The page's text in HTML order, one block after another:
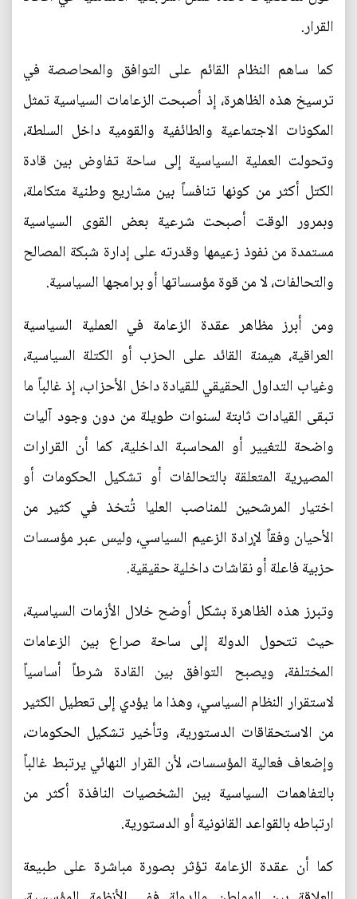
القرار.
كما ساهم النظام القائم على التوافق والمحاصصة في
ترسيخ هذه الظاهرة، إذ أصبحت الزعامات السياسية تمثل
المكونات الاجتماعية والطائفية والقومية داخل السلطة،
وتحولت العملية السياسية إلى ساحة تفاوض بين قادة
الكتل أكثر من كونها تنافساً بين مشاريع وطنية متكاملة،
وبمرور الوقت أصبحت شرعية بعض القوى السياسية
مستمدة من نفوذ زعيمها وقدرته على إدارة شبكة المصالح
والتحالفات، لا من قوة مؤسساتها أو برامجها السياسية.
ومن أبرز مظاهر عقدة الزعامة في العملية السياسية
العراقية، هيمنة القائد على الحزب أو الكتلة السياسية،
وغياب التداول الحقيقي للقيادة داخل الأحزاب، إذ غالباً ما
تبقى القيادات ثابتة لسنوات طويلة من دون وجود آليات
واضحة للتغيير أو المحاسبة الداخلية، كما أن القرارات
المصيرية المتعلقة بالتحالفات أو تشكيل الحكومات أو
اختيار المرشحين للمناصب العليا تُتخذ في كثير من
الأحيان وفقاً لإرادة الزعيم السياسي، وليس عبر مؤسسات
حزبية فاعلة أو نقاشات داخلية حقيقية.
وتبرز هذه الظاهرة بشكل أوضح خلال الأزمات السياسية،
حيث تتحول الدولة إلى ساحة صراع بين الزعامات
المختلفة، ويصبح التوافق بين القادة شرطاً أساسياً
لاستقرار النظام السياسي، وهذا ما يؤدي إلى تعطيل الكثير
من الاستحقاقات الدستورية، وتأخير تشكيل الحكومات،
وإضعاف فعالية المؤسسات، لأن القرار النهائي يرتبط غالباً
بالتفاهمات السياسية بين الشخصيات النافذة أكثر من
ارتباطه بالقواعد القانونية أو الدستورية.
كما أن عقدة الزعامة تؤثر بصورة مباشرة على طبيعة